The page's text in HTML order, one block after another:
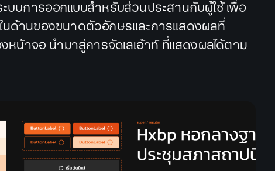
บการออกแบบสำหรับส่วนประสานกับผู้ใช้ เพื่อ
ในด้านของขนาดตัวอักษรและการแสดงผลที่
น้าจอ นำมาสู่การจัดเลเอ้าท์ ที่แสดงผลได้ตาม